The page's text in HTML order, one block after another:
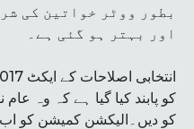
بطور ووٹر خواتین کی
اور بہتر ہو گئی ہے۔
کو دیں۔الیکشن کمیشن کو